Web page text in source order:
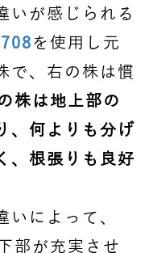
いが感じられる
を使用し元
で、右の株は慣
株は地上部の
、何よりも分げ
、根張りも良好
いによって、
部が充実させ